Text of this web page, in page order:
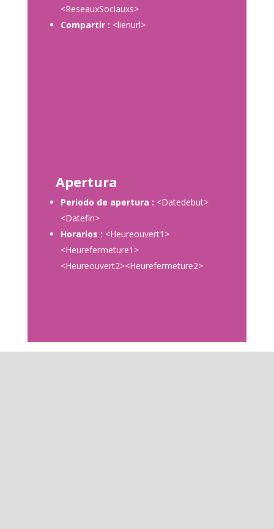
<ReseauxSociauxs>
Compartir : <lienurl>
Apertura
Periodo de apertura : <Datedebut>
<Datefin>
Horarios : <Heureouvert1>
<Heurefermeture1>
<Heureouvert2><Heurefermeture2>